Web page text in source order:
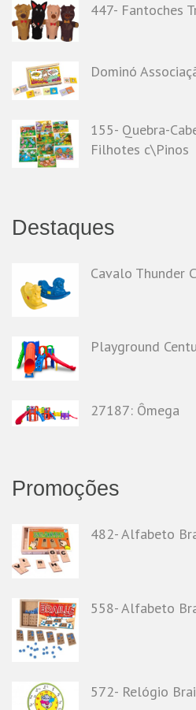
447- Fantoches
Dominó
155- Quebra-
Filhotes c\Pinos
Destaques
Cavalo Thunder
Playground
27187: Ômega
Promoções
482- Alfabeto
558- Alfabeto
572- Relógio